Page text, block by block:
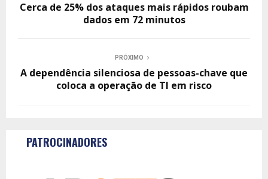
Cerca de 25% dos ataques mais rápidos roubam
dados em 72 minutos
PRÓXIMO
A dependência silenciosa de pessoas-chave que
coloca a operação de TI em risco
PATROCINADORES